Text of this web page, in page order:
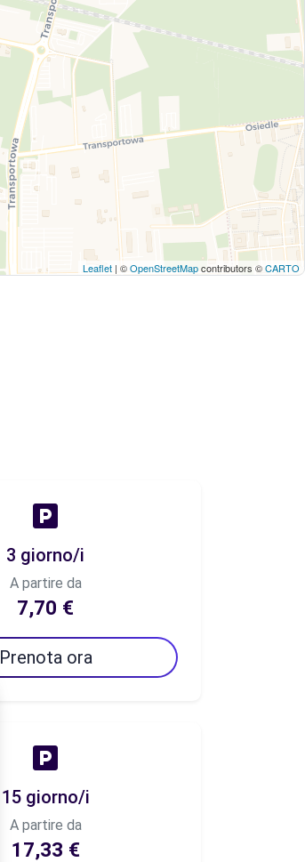
Leaflet | ©OpenStreetMapcontributors ©CARTO
3 giorno/i
A partire da
7,70 €
Prenota ora
15 giorno/i
A partire da
17,33 €